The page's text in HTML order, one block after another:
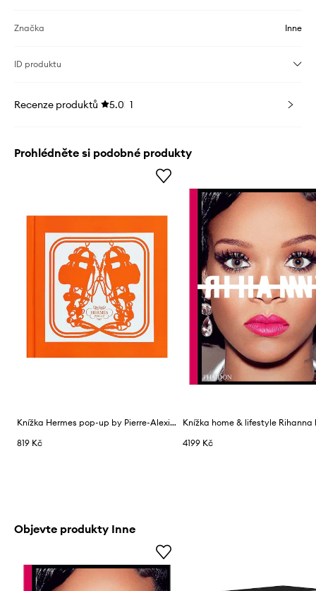
Značka Inne
ID produktu
Recenze produktů 5.0 1
Prohlédněte si podobné produkty
Knížka Hermes pop-up by Pierre-Alexis Dumas
819 Kč
4199 Kč
Objevte produkty Inne